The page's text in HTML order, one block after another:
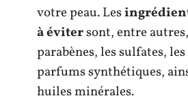
votre peau. Les
à évitersont, entre
parabènes, les sulfates,
parfums synthétiques,
huiles minérales.